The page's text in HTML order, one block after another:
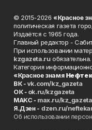
© 2015-2026 «Красное
политическая газета
Издаётся с 1965 года.
Главный редактор -
При использовании
kzgazeta.ru обязательна.
Категория
«Красное знамя
ВК -vk.com/kz_gazeta
ОК - ok.ru/kzgazeta
MAKC - max.ru/kz_gazeta
Я.Дзен - dzen.ru/
Об использовании